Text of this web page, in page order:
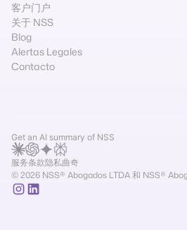
客户门户
关于 NSS
Blog
Alertas Legales
Contacto
Get an AI summary of NSS
服务条款隐私曲奇
© 2026 NSS® Abogados LTDA 和 NSS®